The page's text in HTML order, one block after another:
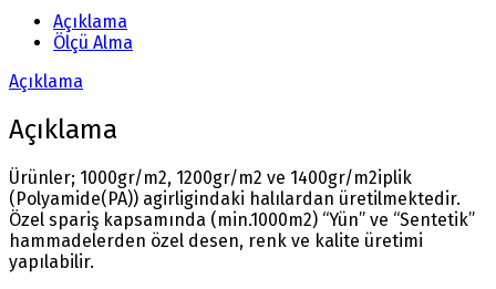
Açıklama
Ölçü Alma
Açıklama
Açıklama
Ürünler; 1000gr/m2, 1200gr/m2 ve 1400gr/m2iplik
(Polyamide(PA)) agirligindaki halılardan üretilmektedir.
Özel spariş kapsamında (min.1000m2) “Yün” ve “Sentetik”
hammadelerden özel desen, renk ve kalite üretimi
yapılabilir.